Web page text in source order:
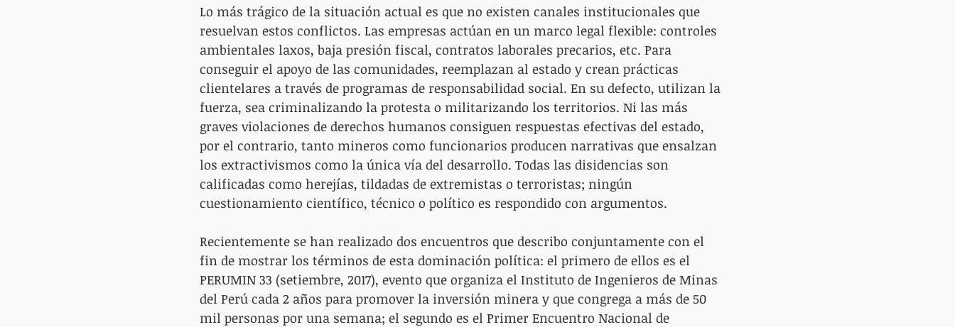
Lo más trágico de la situación actual es que no existen canales institucionales que
resuelvan estos conflictos. Las empresas actúan en un marco legal flexible: controles
ambientales laxos, baja presión fiscal, contratos laborales precarios, etc. Para
conseguir el apoyo de las comunidades, reemplazan al estado y crean prácticas
clientelares a través de programas de responsabilidad social. En su defecto, utilizan la
fuerza, sea criminalizando la protesta o militarizando los territorios. Ni las más
graves violaciones de derechos humanos consiguen respuestas efectivas del estado,
por el contrario, tanto mineros como funcionarios producen narrativas que ensalzan
los extractivismos como la única vía del desarrollo. Todas las disidencias son
calificadas como herejías, tildadas de extremistas o terroristas; ningún
cuestionamiento científico, técnico o político es respondido con argumentos.
Recientemente se han realizado dos encuentros que describo conjuntamente con el
fin de mostrar los términos de esta dominación política: el primero de ellos es el
PERUMIN 33 (setiembre, 2017), evento que organiza el Instituto de Ingenieros de Minas
del Perú cada 2 años para promover la inversión minera y que congrega a más de 50
mil personas por una semana; el segundo es el Primer Encuentro Nacional de